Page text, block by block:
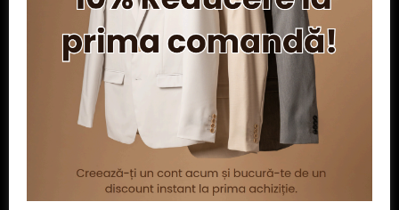
Contul meu
Serviciu clienți
Powered bynopCommerce| Creat deEcom Digital